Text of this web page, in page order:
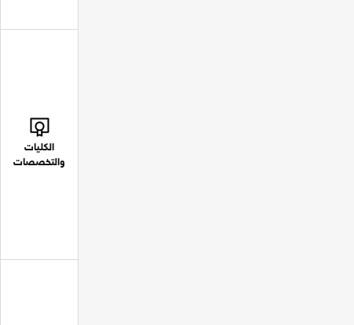
الكليات
والتخصصات